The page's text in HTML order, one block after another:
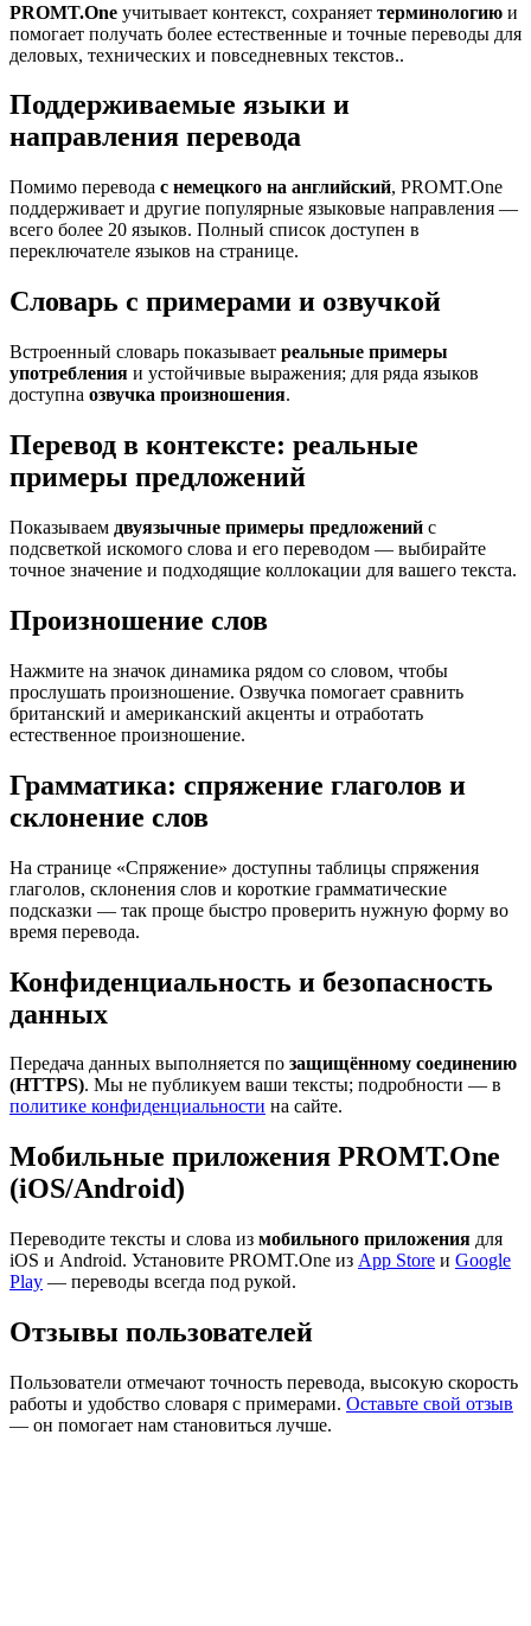
PROMT.One учитывает контекст, сохраняет терминологию и
помогает получать более естественные и точные переводы для
деловых, технических и повседневных текстов..
Поддерживаемые языки и
направления перевода
Помимо перевода с немецкого на английский, PROMT.One
поддерживает и другие популярные языковые направления —
всего более 20 языков. Полный список доступен в
переключателе языков на странице.
Словарь с примерами и озвучкой
Встроенный словарь показывает реальные примеры
употребления и устойчивые выражения; для ряда языков
доступна озвучка произношения.
Перевод в контексте: реальные
примеры предложений
Показываем двуязычные примеры предложений с
подсветкой искомого слова и его переводом — выбирайте
точное значение и подходящие коллокации для вашего текста.
Произношение слов
Нажмите на значок динамика рядом со словом, чтобы
прослушать произношение. Озвучка помогает сравнить
британский и американский акценты и отработать
естественное произношение.
Грамматика: спряжение глаголов и
склонение слов
На странице «Спряжение» доступны таблицы спряжения
глаголов, склонения слов и короткие грамматические
подсказки — так проще быстро проверить нужную форму во
время перевода.
Конфиденциальность и безопасность
данных
Передача данных выполняется по защищённому соединению
(HTTPS). Мы не публикуем ваши тексты; подробности — в
политике конфиденциальности на сайте.
Мобильные приложения PROMT.One
(iOS/Android)
Переводите тексты и слова из мобильного приложения для
iOS и Android. Установите PROMT.One из App Store и Google
Play — переводы всегда под рукой.
Отзывы пользователей
Пользователи отмечают точность перевода, высокую скорость
работы и удобство словаря с примерами. Оставьте свой отзыв
— он помогает нам становиться лучше.